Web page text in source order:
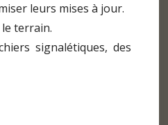
leurs mises à jour.
terrain.
signalétiques, des